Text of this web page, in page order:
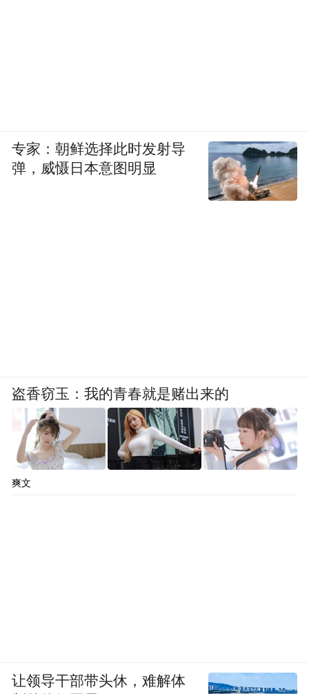
专家：朝鲜选择此时发射导
弹，威慑日本意图明显
盗香窃玉：我的青春就是赌出来的
爽文
让领导干部带头休，难解体